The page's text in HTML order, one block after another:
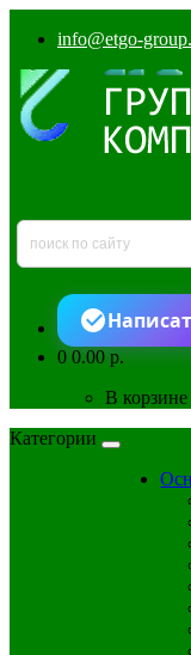
info@etgo-
00.00 р.
В корзине
Категории